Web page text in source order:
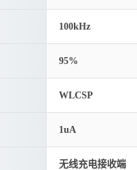
100kHz
95%
WLCSP
1uA
无线充电接收端